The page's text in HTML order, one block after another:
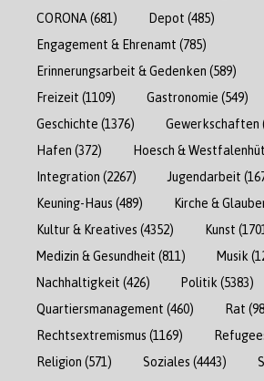
CORONA (681) Depot (485)
Engagement & Ehrenamt (785)
Erinnerungsarbeit & Gedenken (589)
Freizeit (1109) Gastronomie (549)
Geschichte (1376) Gewerkschaften
Hafen (372) Hoesch &
Integration (2267) Jugendarbeit
Keuning-Haus (489) Kirche &
Kultur & Kreatives (4352) Kunst
Medizin & Gesundheit (811) Musik
Nachhaltigkeit (426) Politik (5383)
Quartiersmanagement (460) Rat
Rechtsextremismus (1169)
Religion (571) Soziales (4443)